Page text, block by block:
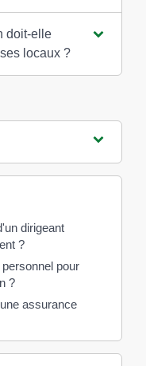
doit-elle
locaux ?
dirigeant
?
pour
?
assurance